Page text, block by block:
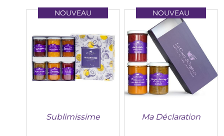
NOUVEAU
Sublimissime
NOUVEAU
Ma Déclaration